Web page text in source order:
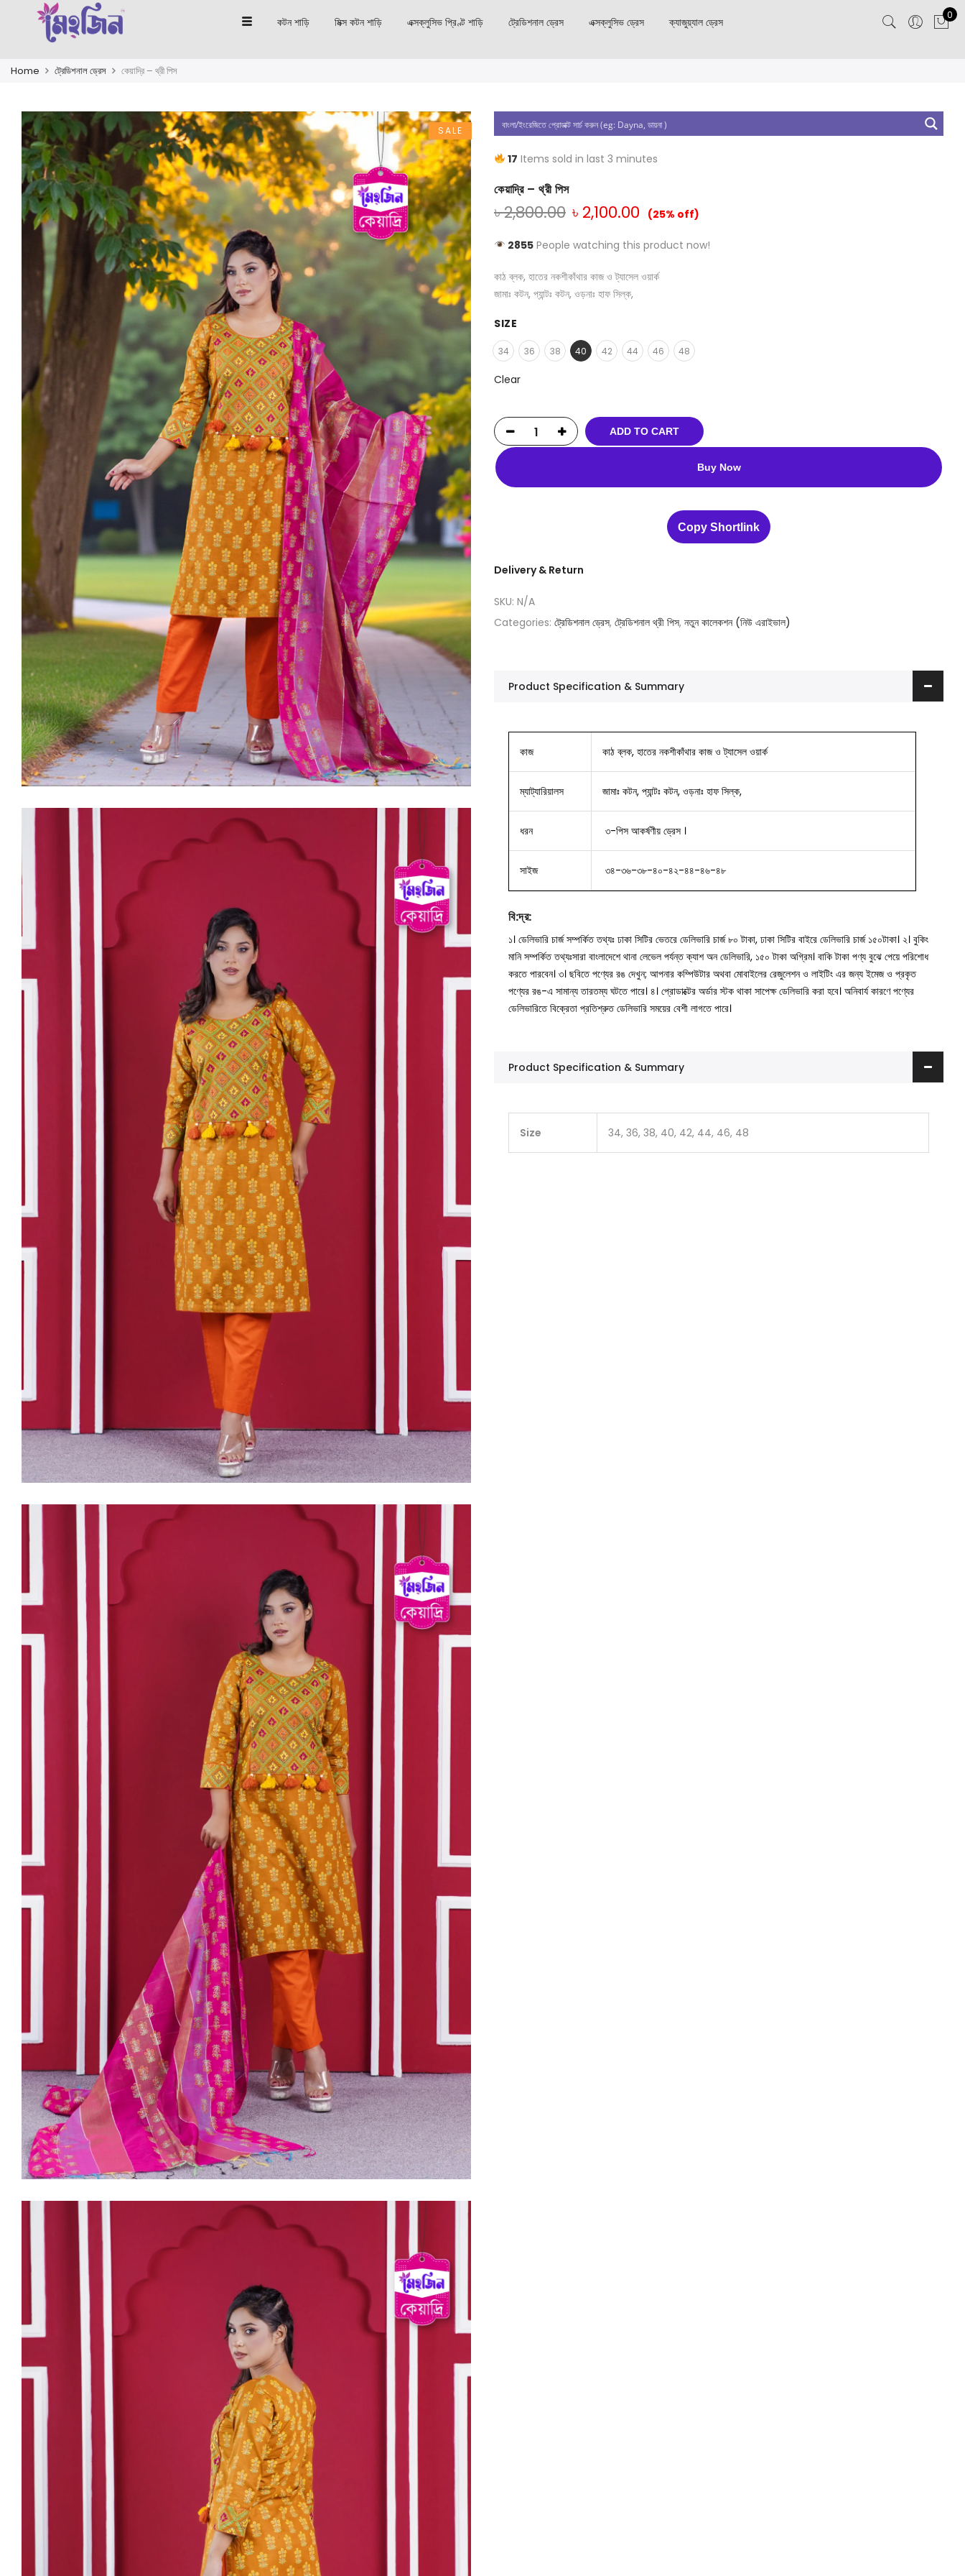
কটন শাড়ি মিক্স কটন শাড়ি এক্সক্লুসিভ প্রিণ্ট শাড়ি ট্রেডিশনাল ড্রেস এক্সক্লুসিভ ড্রেস ক্যাজুয়্যাল ড্রেস
0
Home ট্রেডিশনাল ড্রেস কেয়াদ্রি – থ্রী পিস
SALE
17 Items sold in last 3 minutes
কেয়াদ্রি – থ্রী পিস
৳2,800.00 ৳ 2,100.00 (25% off)
2855People watching this product now!
কাঠ ব্লক, হাতের নকশীকাঁথার কাজ ও ট্যাসেল ওয়ার্ক
জামাঃ কটন, প্যান্টঃ কটন, ওড়নাঃ হাফ সিল্ক,
SIZE
34 36 38 40 42 44 46 48
Clear
ADD TO CART
Buy Now
Copy Shortlink
Delivery & Return
SKU: N/A
Categories: ট্রেডিশনাল ড্রেস, ট্রেডিশনাল থ্রী পিস, নতুন কালেকশন (নিউ এরাইভাল)
Product Specification & Summary
কাজ কাঠ ব্লক, হাতের নকশীকাঁথার কাজ ও ট্যাসেল ওয়ার্ক
ম্যাট্যারিয়ালস জামাঃ কটন, প্যান্টঃ কটন, ওড়নাঃ হাফ সিল্ক,
ধরন ৩-পিস আকর্ষণীয় ড্রেস ।
সাইজ ৩৪-৩৬-৩৮-৪০-৪২-৪৪-৪৬-৪৮
বি:দ্র:
১। ডেলিভারি চার্জ সম্পর্কিত তথ্যঃ ঢাকা সিটির ভেতরে ডেলিভারি চার্জ ৮০ টাকা, ঢাকা সিটির বাইরে ডেলিভারি চার্জ ১৫০টাকা। ২। বুকিং
মানি সম্পর্কিত তথ্যঃসারা বাংলাদেশে থানা লেভেল পর্যন্ত ক্যাশ অন ডেলিভারি, ১৫০ টাকা অগ্রিম। বাকি টাকা পণ্য বুঝে পেয়ে পরিশোধ
করতে পারবেন। ৩। ছবিতে পণ্যের রঙ দেখুন; আপনার কম্পিউটার অথবা মোবাইলের রেজুলেশন ও লাইটিং এর জন্য ইমেজ ও প্রকৃত
পণ্যের রঙ-এ সামান্য তারতম্য ঘটতে পারে। ৪। প্রোডাক্টের অর্ডার স্টক থাকা সাপেক্ষ ডেলিভারি করা হবে। অনিবার্য কারণে পণ্যের
ডেলিভারিতে বিক্রেতা প্রতিশ্রুত ডেলিভারি সময়ের বেশী লাগতে পারে।
Product Specification & Summary
Size 34, 36, 38, 40, 42, 44, 46, 48